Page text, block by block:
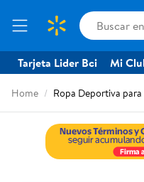
Tarjeta Lider Bci Mi
Home Ropa Deportiva